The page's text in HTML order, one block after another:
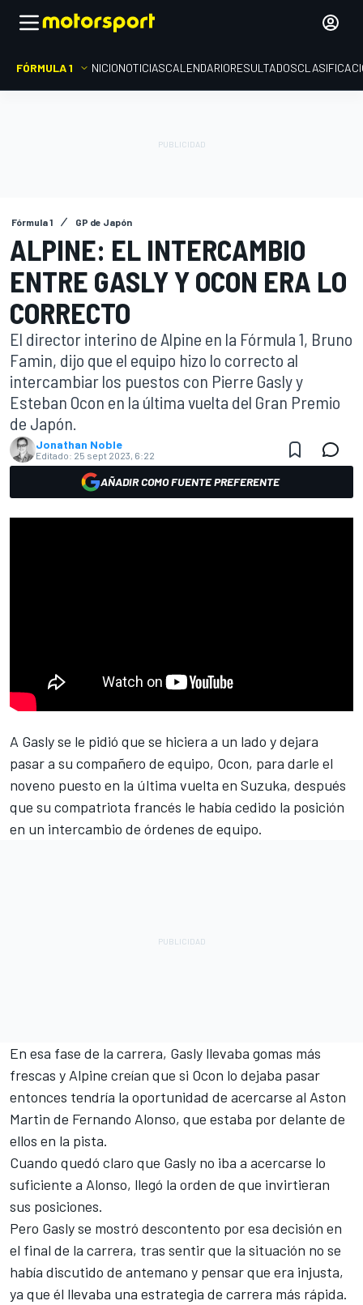
FÓRMULA 1 INICIONOTICIASCALENDARIORESULTADOS
Fórmula 1 GP de Japón
ALPINE: EL INTERCAMBIO
ENTRE GASLY Y OCON ERA LO
CORRECTO
El director interino de Alpine en la Fórmula 1, Bruno
Famin, dijo que el equipo hizo lo correcto al
intercambiar los puestos con Pierre Gasly y
Esteban Ocon en la última vuelta del Gran Premio
de Japón.
Jonathan Noble
Editado: 25 sept 2023, 6:22
AÑADIR COMO FUENTE PREFERENTE
A Gaslyse le pidió que se hiciera a un lado y dejara
pasar a su compañero de equipo, Ocon, para darle el
noveno puesto en la última vuelta en Suzuka, después
que su compatriota francés le había cedido la posición
en un intercambio de órdenes de equipo.
En esa fase de la carrera, Gasly llevaba gomas más
frescas y Alpine creían que si Ocon lo dejaba pasar
entonces tendría la oportunidad de acercarse al Aston
Martin de Fernando Alonso, que estaba por delante de
ellos en la pista.
Cuando quedó claro que Gasly no iba a acercarse lo
suficiente a Alonso, llegó la orden de que invirtieran
sus posiciones.
Pero Gasly se mostró descontento por esa decisión en
el final de la carrera, tras sentir que la situación no se
había discutido de antemano y pensar que era injusta,
ya que él llevaba una estrategia de carrera más rápida.